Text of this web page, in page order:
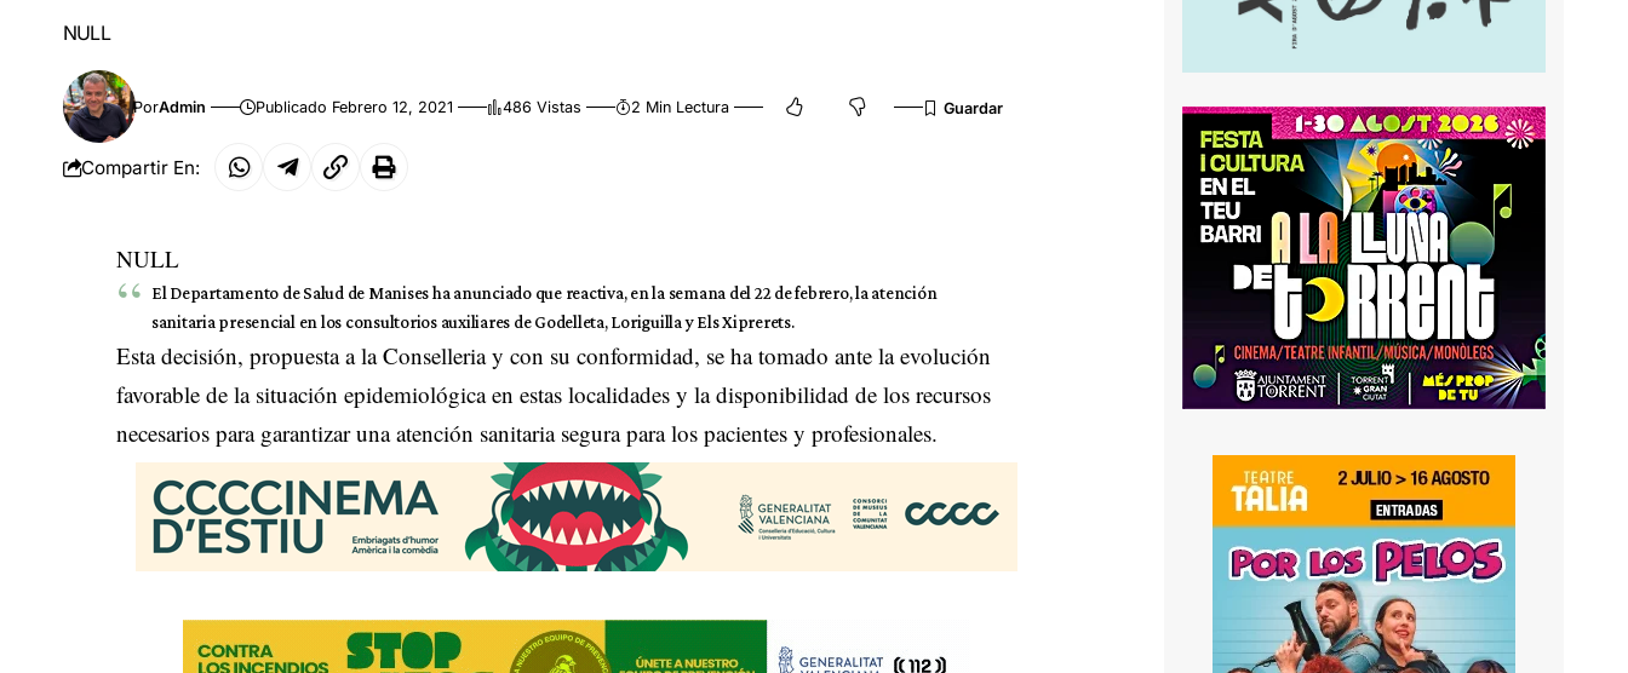
NULL
PorAdmin Publicado Febrero 12, 2021 486 Vistas 2 Min Lectura
Compartir En:
NULL
El Departamento de Salud de Manises ha anunciado que reactiva, en la semana del 22 de febrero, la atención
sanitaria presencial en los consultorios auxiliares de Godelleta, Loriguilla y Els Xiprerets.
Esta decisión, propuesta a la Conselleria y con su conformidad, se ha tomado ante la evolución
favorable de la situación epidemiológica en estas localidades y la disponibilidad de los recursos
necesarios para garantizar una atención sanitaria segura para los pacientes y profesionales.